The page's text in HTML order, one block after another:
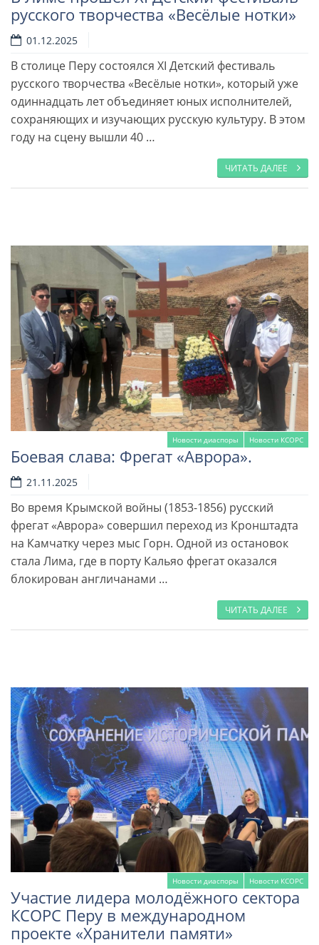
Читать далее
русского творчества «Весёлые нотки»
01.12.2025
В столице Перу состоялся XI Детский фестиваль
русского творчества «Весёлые нотки», который уже
одиннадцать лет объединяет юных исполнителей,
сохраняющих и изучающих русскую культуру. В этом
году на сцену вышли 40 …
ЧИТАТЬ ДАЛЕЕ
Новости диаспоры Новости КСОРС
Читать далее
Боевая слава: Фрегат «Аврора».
21.11.2025
Во время Крымской войны (1853-1856) русский
фрегат «Аврора» совершил переход из Кронштадта
на Камчатку через мыс Горн. Одной из остановок
стала Лима, где в порту Кальяо фрегат оказался
блокирован англичанами …
ЧИТАТЬ ДАЛЕЕ
Новости диаспоры Новости КСОРС
Участие лидера молодёжного сектора
КСОРС Перу в международном
проекте «Хранители памяти»